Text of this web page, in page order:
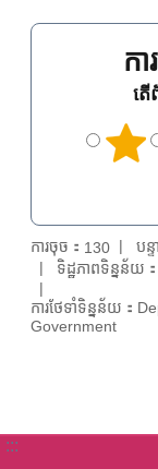
ក
តើ
ការចុច： 130
បន្
ទិដ្ឋភាពទិន្នន័យ
ការថែទាំទិន្នន័យ：
Government
:::